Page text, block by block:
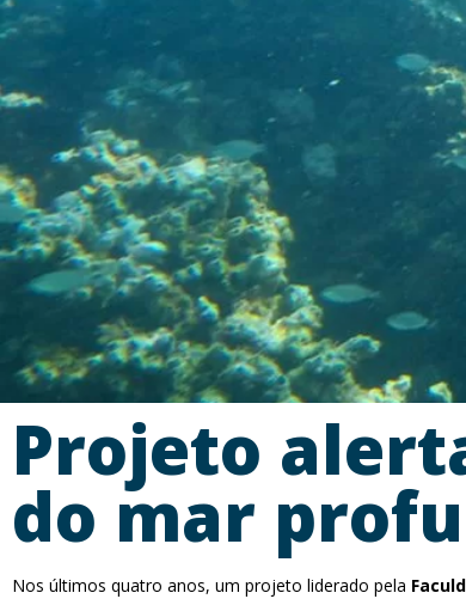
Projeto
do mar
Nos últimos quatro anos, um projeto liderado pela